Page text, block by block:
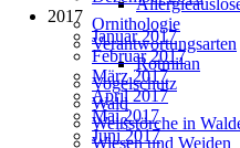
Ornithologie
Verantwortungsarten
Rotmilan
Vogelschutz
Wald
Weißstörche in
Wiesen und Weiden
2017
Januar 2017
Februar 2017
März 2017
April 2017
Mai 2017
Juni 2017